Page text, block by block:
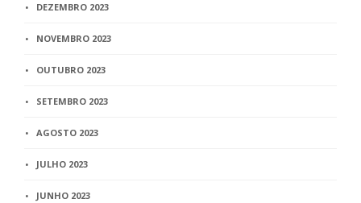
DEZEMBRO 2023
NOVEMBRO 2023
OUTUBRO 2023
SETEMBRO 2023
AGOSTO 2023
JULHO 2023
JUNHO 2023